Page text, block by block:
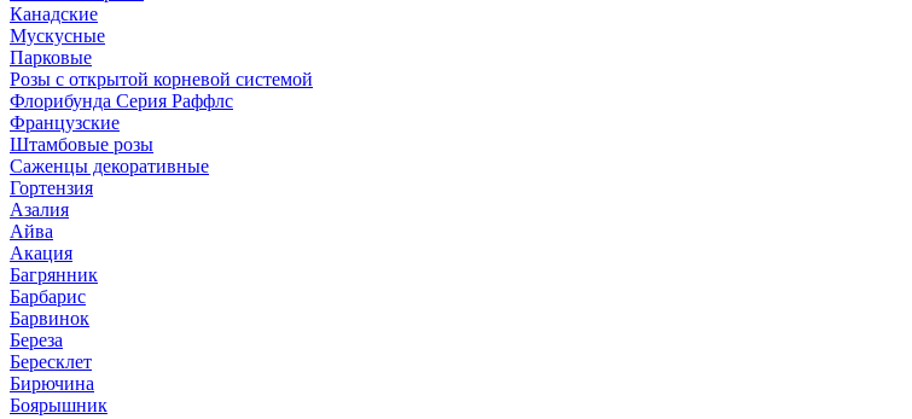
Канадские
Мускусные
Парковые
Розы с открытой корневой системой
Флорибунда Серия Раффлс
Французские
Штамбовые розы
Саженцы декоративные
Гортензия
Азалия
Айва
Акация
Багрянник
Барбарис
Барвинок
Береза
Бересклет
Бирючина
Боярышник